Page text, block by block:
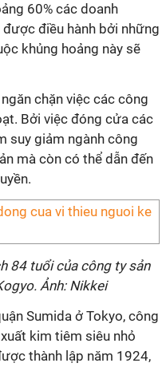
60% các doanh
điều hành bởi những
khủng hoảng này sẽ
chặn việc các công
Bởi việc đóng cửa các
suy giảm ngành công
mà còn có thể dẫn đến
84 tuổi của công ty sản
Ảnh: Nikkei
Sumida ở Tokyo, công
kim tiêm siêu nhỏ
thành lập năm 1924,